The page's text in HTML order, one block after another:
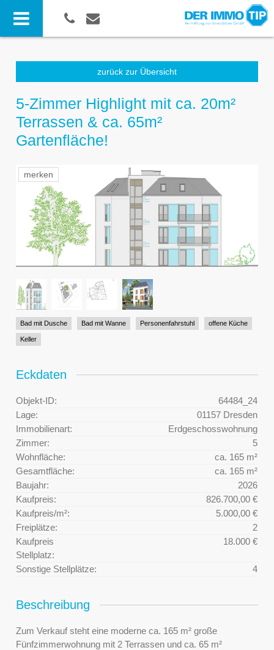
zurück zur Übersicht
5-Zimmer Highlight mit ca. 20m²
Terrassen & ca. 65m²
Gartenfläche!
merken
Bad mit Dusche Bad mit Wanne Personenfahrstuhl offene Küche
Keller
Eckdaten
Objekt-ID:
64484_24
Lage:
01157 Dresden
Immobilienart:
Erdgeschosswohnung
Zimmer:
5
Wohnfläche:
ca. 165 m²
Gesamtfläche:
ca. 165 m²
Baujahr:
2026
Kaufpreis:
826.700,00 €
Kaufpreis/m²:
5.000,00 €
Freiplätze:
2
Kaufpreis
Stellplatz:
18.000 €
Sonstige Stellplätze: 4
Beschreibung
Zum Verkauf steht eine moderne ca. 165 m² große
Fünfzimmerwohnung mit 2 Terrassen und ca. 65 m²